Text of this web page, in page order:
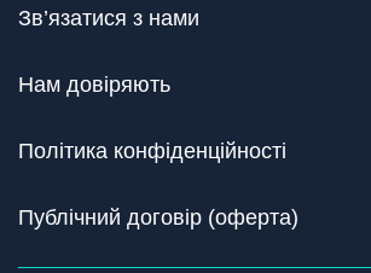
Зв’язатися з нами
Нам довіряють
Політика конфіденційності
Публічний договір (оферта)